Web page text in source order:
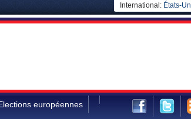
International: États-
européennes